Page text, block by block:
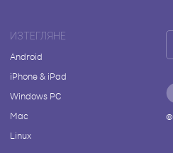
ИЗТЕГЛЯНЕ
Android
iPhone & iPad
Windows PC
Mac
Linux
©